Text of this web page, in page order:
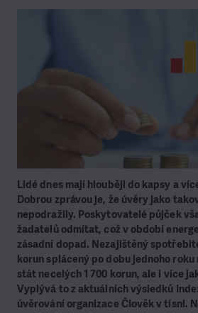
Lidé dnes mají hlouběji do kapsy a
Dobrou zprávou je, že úvěry jako
nepodražily. Poskytovatelé půjček
žadatelů odmítat, což v období
zásadní dopad. Nezajištěný
korun splácený po dobu jednoho roku
stát necelých 1 700 korun, ale i více
Vyplývá to z aktuálních výsledků
úvěrování organizace Člověk v tísni.